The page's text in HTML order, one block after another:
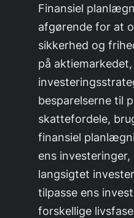
Finansiel
afgørende for at
sikkerhed og
på
besparelserne til
skattefordele,
finansiel
ens
langsigtet
tilpasse ens
forskellige